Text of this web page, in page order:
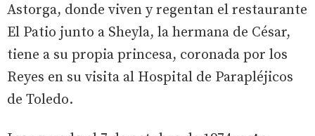
Astorga, donde viven y regentan el restaurante
El Patio junto a Sheyla, la hermana de César,
tiene a su propia princesa, coronada por los
Reyes en su visita al Hospital de Parapléjicos
de Toledo.